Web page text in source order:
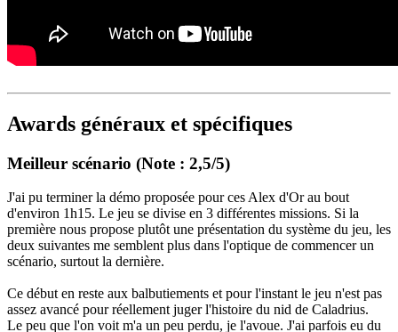
Awards généraux et spécifiques
Meilleur scénario (Note : 2,5/5)
J'ai pu terminer la démo proposée pour ces Alex d'Or au bout
d'environ 1h15. Le jeu se divise en 3 différentes missions. Si la
première nous propose plutôt une présentation du système du jeu, les
deux suivantes me semblent plus dans l'optique de commencer un
scénario, surtout la dernière.
Ce début en reste aux balbutiements et pour l'instant le jeu n'est pas
assez avancé pour réellement juger l'histoire du nid de Caladrius.
Le peu que l'on voit m'a un peu perdu, je l'avoue. J'ai parfois eu du